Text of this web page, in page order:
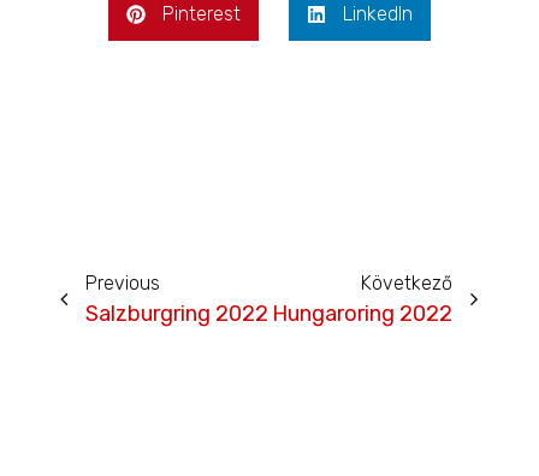
Pinterest LinkedIn
Previous
Salzburgring 2022
Következő
Hungaroring 2022